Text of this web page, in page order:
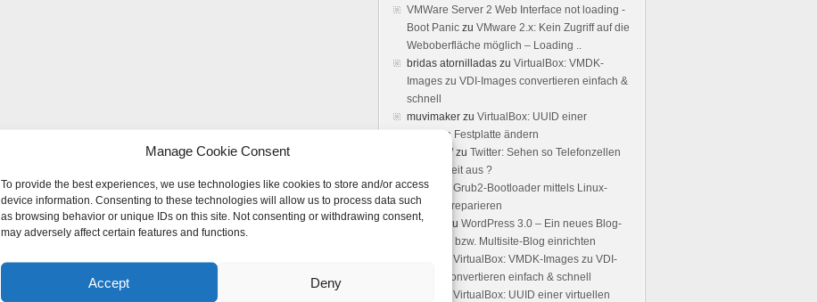
Manage Cookie Consent
To provide the best experiences, we use technologies like cookies to store and/or access
device information. Consenting to these technologies will allow us to process data such
as browsing behavior or unique IDs on this site. Not consenting or withdrawing consent,
may adversely affect certain features and functions.
Accept Deny
VMWare Server 2 Web Interface not loading -
Boot Panic zu VMware 2.x: Kein Zugriff auf die
Weboberfläche möglich – Loading ..
bridas atornilladas zu VirtualBox: VMDK-
Images zu VDI-Images convertieren einfach &
schnell
muvimaker zu VirtualBox: UUID einer
virtuellen Festplatte ändern
Kerstin W zu Twitter: Sehen so Telefonzellen
der Neuzeit aus ?
micha
Grub2-Bootloader mittels Linux-
Boot-CD reparieren
Hosting
zu WordPress 3.0 – Ein neues Blog-
Netzwerk bzw. Multisite-Blog einrichten
VirtualBox: VMDK-Images zu VDI-
Images convertieren einfach & schnell
VirtualBox: UUID einer virtuellen